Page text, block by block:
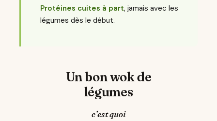
Protéines cuites à part, jamais avec les
légumes dès le début.
Un bon wok de
légumes
c’est quoi